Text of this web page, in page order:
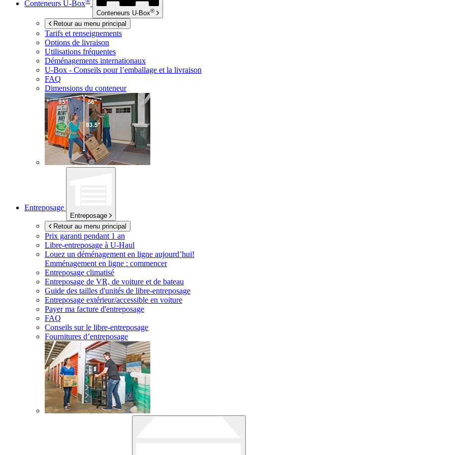
Conteneurs U-Box
Conteneurs U-Box®
Retour au menu principal
Tarifs et renseignements
Options de livraison
Utilisations fréquentes
Déménagements internationaux
U-Box - Conseils pour l’emballage et la livraison
FAQ
Dimensions du conteneur
Entreposage
Entreposage
Retour au menu principal
Prix garanti pendant 1 an
Libre-entreposage à U-Haul
Louez un déménagement en ligne aujourd’hui!
Emménagement en ligne : commencer
Entreposage climatisé
Entreposage de VR, de voiture et de bateau
Guide des tailles d'unités de libre-entreposage
Entreposage extérieur/accessible en voiture
Payer ma facture d'entreposage
FAQ
Conseils sur le libre-entreposage
Fournitures d’entreposage